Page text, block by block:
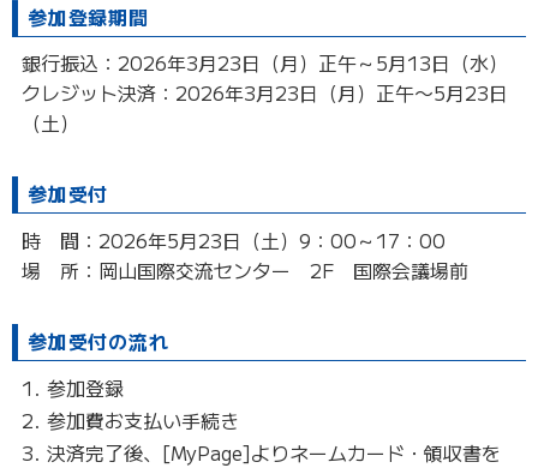
参加登録期間
銀行振込：2026年3月23日（月）正午～5月13日（水）
クレジット決済：2026年3月23日（月）正午〜5月23日
（土）
参加受付
時 間：2026年5月23日（土）9：00～17：00
場 所：岡山国際交流センター 2F 国際会議場前
参加受付の流れ
参加登録
参加費お支払い手続き
決済完了後、[MyPage]よりネームカード・領収書を